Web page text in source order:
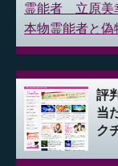
霊能者 立原美
本物霊能者と偽
評
当
ク